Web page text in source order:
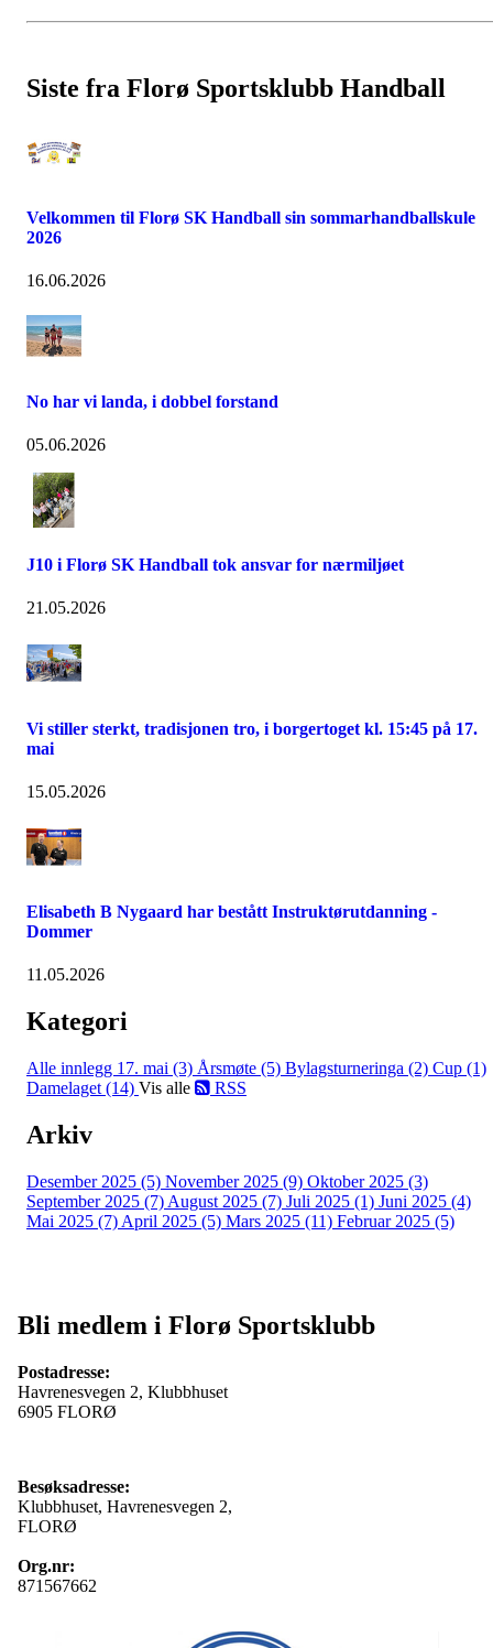
Siste fra Florø Sportsklubb Handball
Velkommen til Florø SK Handball sin sommarhandballskule
2026
16.06.2026
No har vi landa, i dobbel forstand
05.06.2026
J10 i Florø SK Handball tok ansvar for nærmiljøet
21.05.2026
Vi stiller sterkt, tradisjonen tro, i borgertoget kl. 15:45 på 17.
mai
15.05.2026
Elisabeth B Nygaard har bestått Instruktørutdanning -
Dommer
11.05.2026
Kategori
Alle innlegg 17. mai (3) Årsmøte (5) Bylagsturneringa (2) Cup (1)
Damelaget (14) Vis alle RSS
Arkiv
Desember 2025 (5) November 2025 (9) Oktober 2025 (3)
September 2025 (7) August 2025 (7) Juli 2025 (1) Juni 2025 (4)
Mai 2025 (7) April 2025 (5) Mars 2025 (11) Februar 2025 (5)
Bli medlem i Florø Sportsklubb
Postadresse:
Havrenesvegen 2, Klubbhuset
6905 FLORØ
Besøksadresse:
Klubbhuset, Havrenesvegen 2,
FLORØ
Org.nr:
871567662